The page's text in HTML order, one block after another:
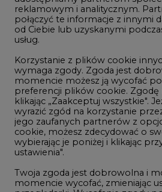
Geopolityka
LTE450
Innowacje i AI
Telekomunikacja i IT
Handel emisjami CO2
Wodór
Górnictwo
reklamowym i analitycznym.
połączyć te informacje z innymi
od Ciebie lub uzyskanymi
usług.
Korzystanie z plików cookie
wymaga zgody. Zgoda jest
momencie możesz ją wycofać
preferencji plików cookie. Zgodę
klikając „Zaakceptuj wszystkie".
wyrazić zgód na korzystanie
jego zaufanych partnerów z
cookie, możesz zdecydować o
wybierając je poniżej i klikając
ustawienia".
Twoja zgoda jest dobrowolna i
momencie wycofać, zmieniając